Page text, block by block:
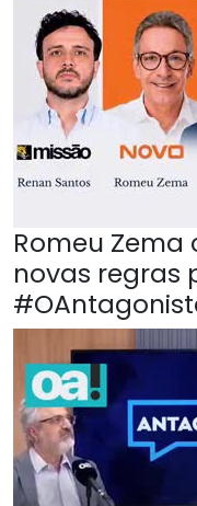
Romeu Zema
novas regras